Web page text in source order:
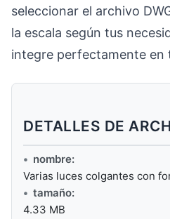
seleccionar el archivo
la escala según tus
integre perfectamente en
DETALLES DE
nombre:
Varias luces colgantes con
tamaño:
4.33 MB